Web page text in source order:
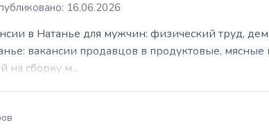
16.06.2026
в Натанье для мужчин: физический труд,
вакансии продавцов в продуктовые,
на сборку м...